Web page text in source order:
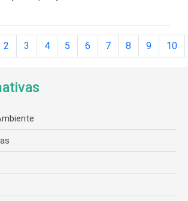
2 3 4 5 6 7 8 9 10